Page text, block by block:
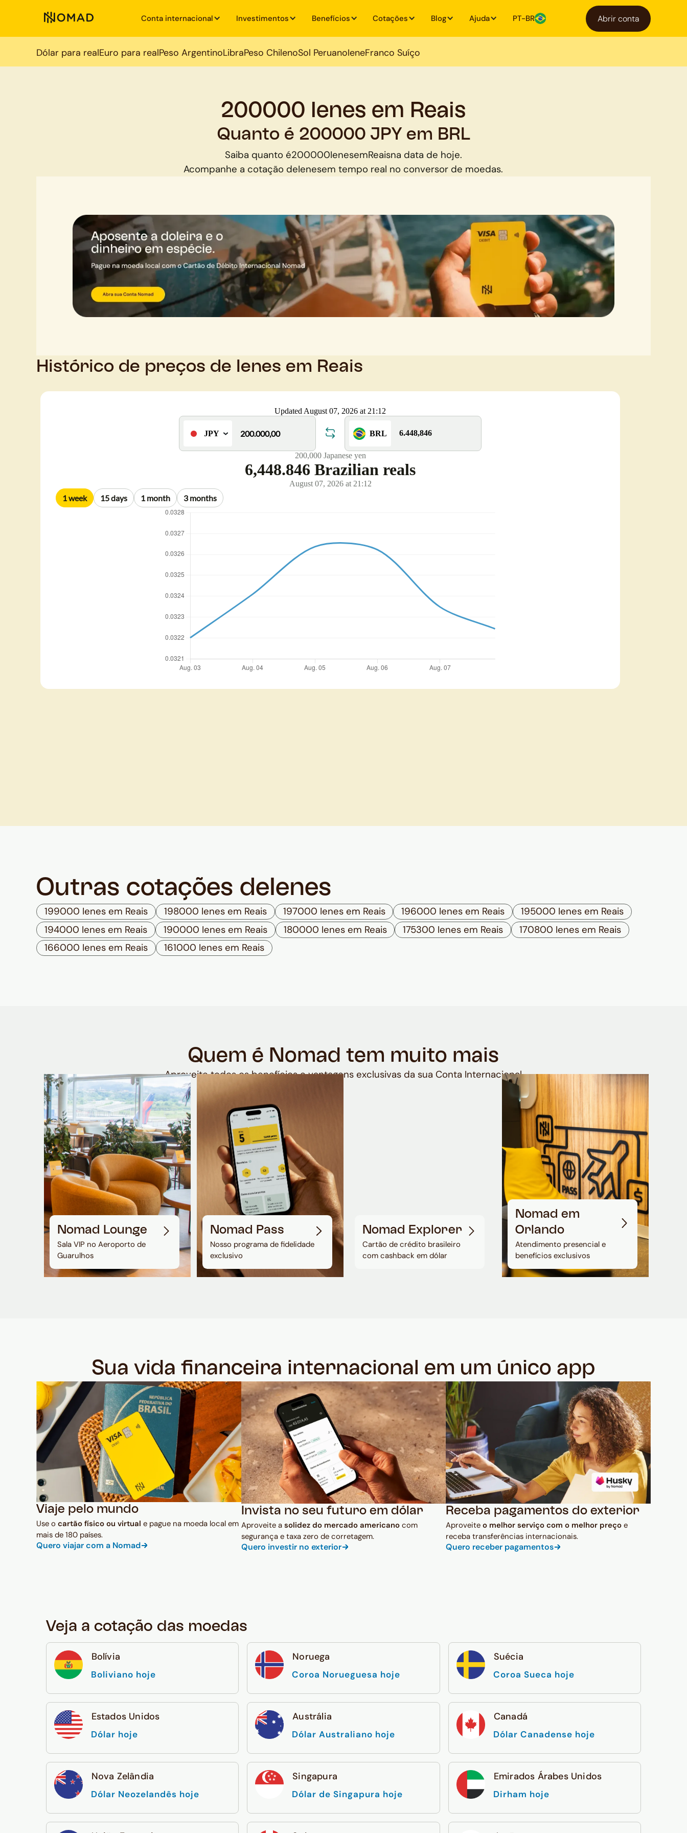
Conta internacional Investimentos Benefícios Cotações Blog Ajuda PT-BR Abrir conta
Dólar para realEuro para realPeso ArgentinoLibraPeso ChilenoSol PeruanoIeneFranco Suíço
200000 Ienes em Reais
Quanto é 200000 JPY em BRL
Saiba quanto é200000IenesemReaisna data de hoje.
Acompanhe a cotação deIenesem tempo real no conversor de moedas.
Histórico de preços de Ienes em Reais
Outras cotações de Ienes
199000 Ienes em Reais 198000 Ienes em Reais 197000 Ienes em Reais 196000 Ienes em Reais
195000 Ienes em Reais
194000 Ienes em Reais
190000 Ienes em Reais 180000 Ienes em Reais 175300 Ienes em Reais
170800 Ienes em Reais
166000 Ienes em Reais
161000 Ienes em Reais
Quem é Nomad tem muito mais
Aproveite todos os benefícios e vantagens exclusivas da sua Conta Internacional
Nomad Lounge
Sala VIP no Aeroporto de
Guarulhos
Nomad Pass
Nosso programa de fidelidade
exclusivo
Nomad Explorer
Cartão de crédito brasileiro
com cashback em dólar
Nomad em
Orlando
Atendimento presencial e
benefícios exclusivos
Sua vida financeira internacional em um único app
Viaje pelo mundo
Use o cartão físico ou virtual e pague na moeda local em
mais de 180 países.
Quero viajar com a Nomad
Invista no seu futuro em dólar
Aproveite a solidez do mercado americanocom
segurança e taxa zero de corretagem.
Quero investir no exterior
Receba pagamentos do exterior
Aproveiteo melhor serviço com o melhor preço e
receba transferências internacionais.
Quero receber pagamentos
Veja a cotação das moedas
Bolívia
Boliviano hoje
Noruega
Coroa Norueguesa hoje
Suécia
Coroa Sueca hoje
Estados Unidos
Dólar hoje
Austrália
Dólar Australiano hoje
Canadá
Dólar Canadense hoje
Nova Zelândia
Dólar Neozelandês hoje
Singapura
Dólar de Singapura hoje
Emirados Árabes Unidos
Dirham hoje